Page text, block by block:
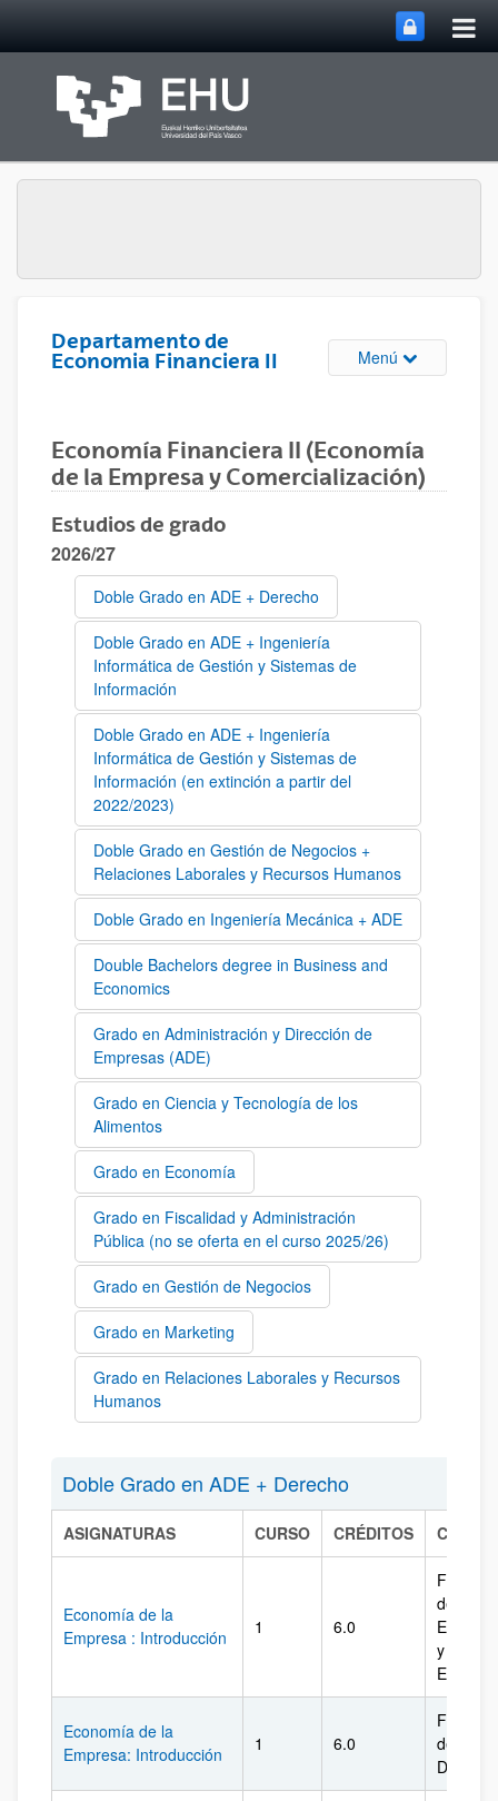
Departamento de
Economia Financiera II
Menú Abrir/cerrar
Economía Financiera II (Economía
de la Empresa y Comercialización)
Estudios de grado
2026/27
Doble Grado en ADE + Derecho
Doble Grado en ADE + Ingeniería
Informática de Gestión y Sistemas de
Información
Doble Grado en ADE + Ingeniería
Informática de Gestión y Sistemas de
Información (en extinción a partir del
2022/2023)
Doble Grado en Gestión de Negocios +
Relaciones Laborales y Recursos Humanos
Doble Grado en Ingeniería Mecánica + ADE
Double Bachelors degree in Business and
Economics
Grado en Administración y Dirección de
Empresas (ADE)
Grado en Ciencia y Tecnología de los
Alimentos
Grado en Economía
Grado en Fiscalidad y Administración
Pública (no se oferta en el curso 2025/26)
Grado en Gestión de Negocios
Grado en Marketing
Grado en Relaciones Laborales y Recursos
Humanos
Doble Grado en ADE + Derecho
ASIGNATURAS CURSO CRÉDITOS
Economía de la
Empresa : Introducción
1 6.0
Facultad
de
y
Economía de la
Empresa: Introducción
1 6.0
Facultad
de
Derecho